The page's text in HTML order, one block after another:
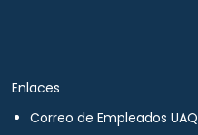
Enlaces
Correo de Empleados UAQ